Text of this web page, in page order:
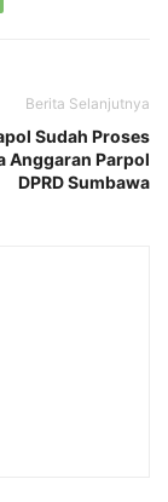
Berita Selanjutnya
Sudah Proses
Anggaran Parpol
DPRD Sumbawa